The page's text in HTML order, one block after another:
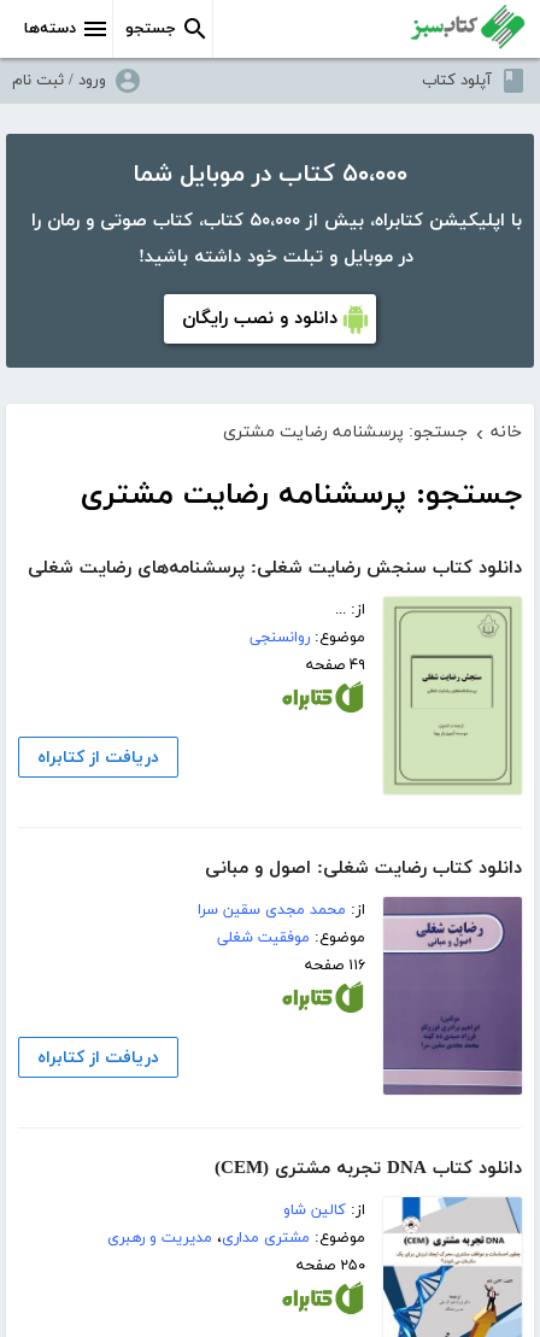
دسته‌ها جستجو
آپلود کتاب ورود / ثبت نام
۵۰،۰۰۰ کتاب در موبایل شما
با اپلیکیشن کتابراه، بیش از ۵۰،۰۰۰ کتاب، کتاب صوتی و رمان را
در موبایل و تبلت خود داشته باشید!
دانلود و نصب رایگان
خانه › جستجو: پرسشنامه رضایت مشتری
جستجو: پرسشنامه رضایت مشتری
دانلود کتاب سنجش رضایت شغلی: پرسشنامه‌های رضایت شغلی
از: ...
موضوع:روانسنجی
۴۹ صفحه
دریافت از کتابراه
دانلود کتاب رضایت شغلی: اصول و مبانی
از: محمد مجدی سقین سرا
موضوع: موفقیت شغلی
۱۱۶ صفحه
دریافت از کتابراه
دانلود کتاب DNA تجربه مشتری (CEM)
از:کالین شاو
موضوع: مشتری مداری، مدیریت و رهبری
۲۵۰ صفحه